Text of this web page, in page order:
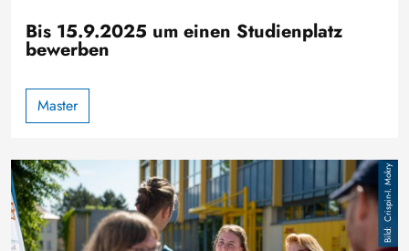
Bis 15.9.2025 um einen Studienplatz
bewerben
Master
Bild Crispin-I. Mokry